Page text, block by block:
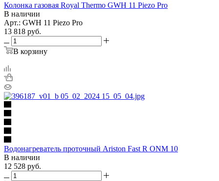
Колонка газовая Royal Thermo GWH 11 Piezo Pro
В наличии
Арт.: GWH 11 Piezo Pro
13 818 руб.
В корзину
Водонагреватель проточный Ariston Fast R ONM 10
В наличии
12 528 руб.